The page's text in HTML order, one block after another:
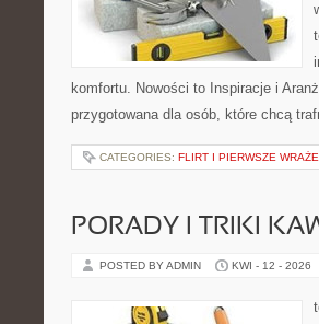
komfortu. Nowości to Inspiracje i
przygotowana dla osób, które chcą
CATEGORIES: FLIRT I PIERWSZE
PORADY I TRIKI
POSTED BY ADMIN KWI - 12 - 2026